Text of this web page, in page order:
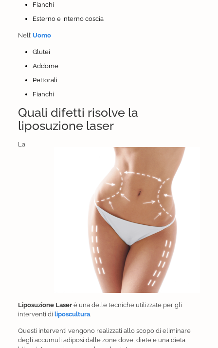
Fianchi
Esterno e interno coscia
Nell’ Uomo
Glutei
Addome
Pettorali
Fianchi
Quali difetti risolve la
liposuzione laser
La
Liposuzione Laserè una delle tecniche utilizzate per gli
interventi di liposcultura.
Questi interventi vengono realizzati allo scopo di eliminare
degli accumuli adiposi dalle zone dove, diete e una dieta